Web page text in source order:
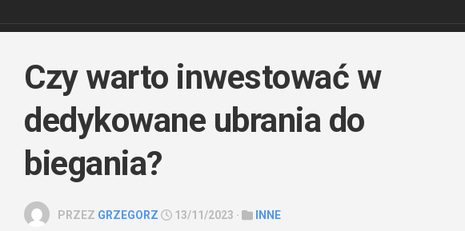
Czy warto inwestować w
dedykowane ubrania do
biegania?
PRZEZ GRZEGORZ 13/11/2023 · INNE